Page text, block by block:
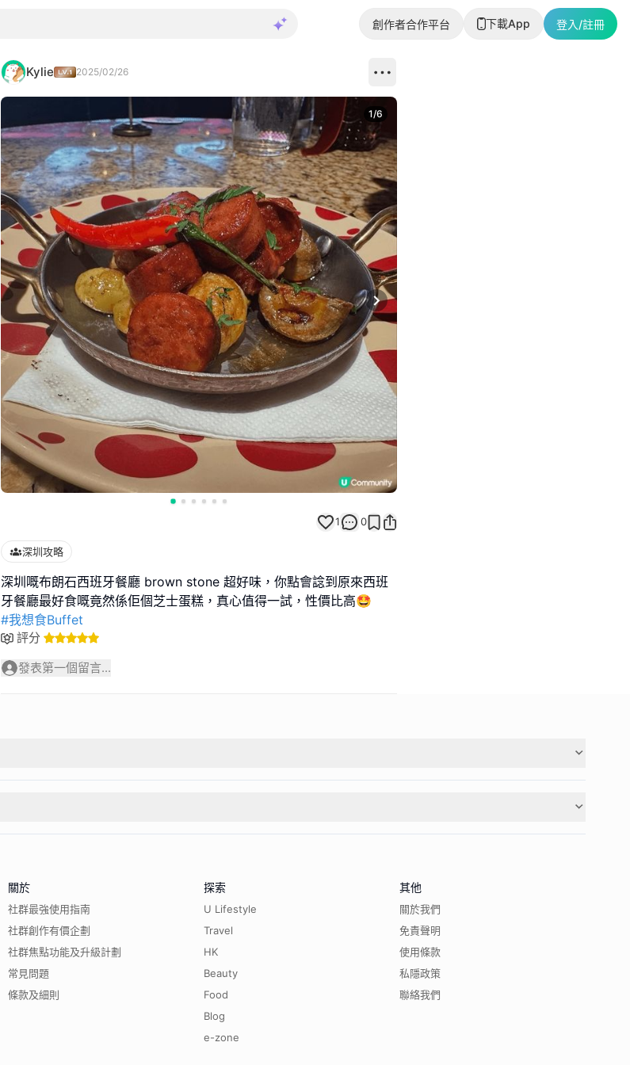
創作者合作平台 下載App 登入/註冊
Kylie 2025/02/26
Next slide
1/6
1 0
深圳攻略
深圳嘅布朗石西班牙餐廳 brown stone 超好味，你點會諗到原來西班
#我想食Buffet
評分
發表第一個留言...
關於
社群最強使用指南
社群創作有價企劃
社群焦點功能及升級計劃
常見問題
條款及細則
探索
U Lifestyle
Travel
HK
Beauty
Food
Blog
e-zone
其他
關於我們
免責聲明
使用條款
私隱政策
聯絡我們